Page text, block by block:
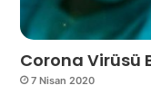
Corona Virüsü
7 Nisan 2020